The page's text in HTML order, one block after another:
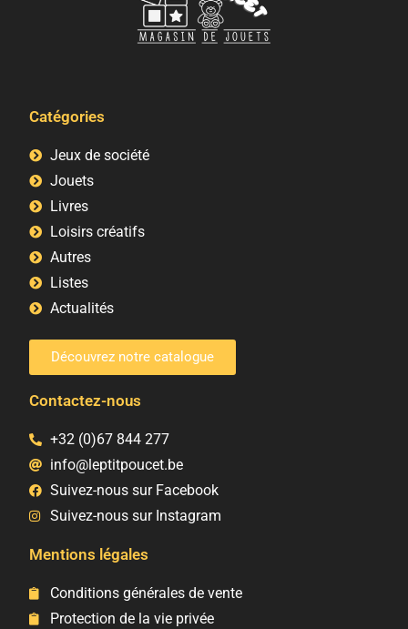
Catégories
Jeux de société
Jouets
Livres
Loisirs créatifs
Autres
Listes
Actualités
Découvrez notre catalogue
Contactez-nous
+32 (0)67 844 277
info@leptitpoucet.be
Suivez-nous sur Facebook
Suivez-nous sur Instagram
Mentions légales
Conditions générales de vente
Protection de la vie privée